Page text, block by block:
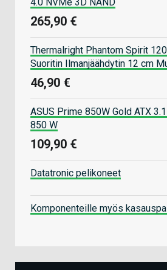
265,90 €
Thermalright Phantom Spirit 120
Suoritin Ilmanjäähdytin 12 cm
46,90 €
ASUS Prime 850W Gold ATX
850 W
109,90 €
Datatronic pelikoneet
Komponenteille myös